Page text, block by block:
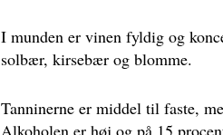
I munden er vinen fyldig og
solbær, kirsebær og blomme.
Tanninerne er middel til faste,
Alkoholen er høj og på 15